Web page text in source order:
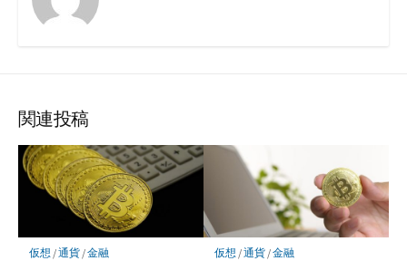
関連投稿
仮想 /通貨/金融 仮想 /通貨/金融